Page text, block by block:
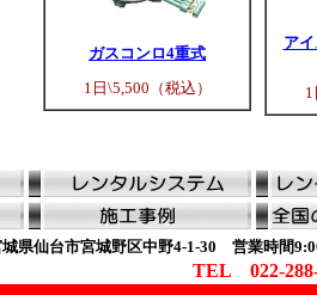
ガスコンロ4重式
1日\5,500（税込）
ア
県仙台市宮城野区中野4-1-30 営業時間
TEL 022-